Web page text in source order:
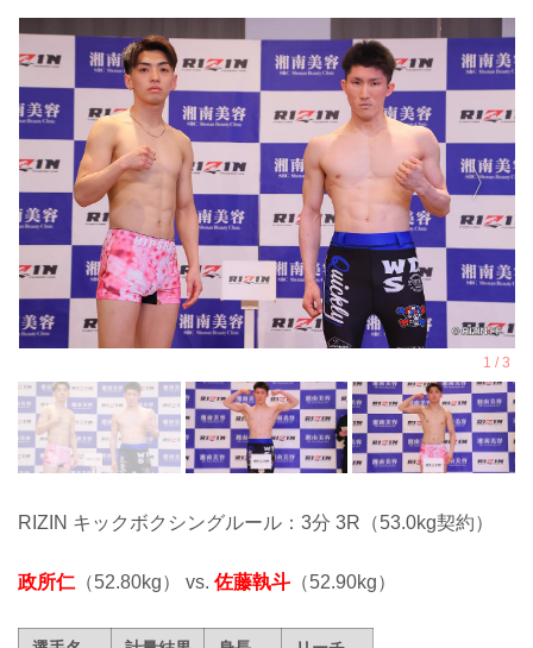
RIZIN キックボクシングルール：3分 3R（53.0kg契約）
政所仁 （52.80kg） vs. 佐藤執斗 （52.90kg）